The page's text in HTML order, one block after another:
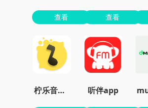
查看 查看
柠乐音乐最新版本 听伴app